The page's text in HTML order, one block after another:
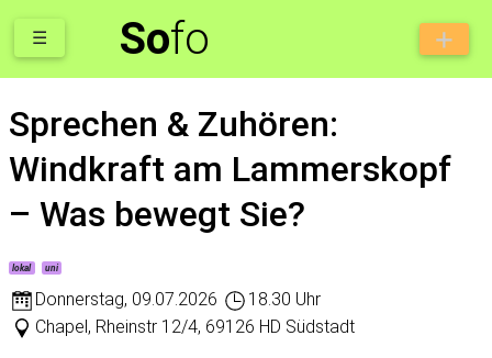
Sofo
☰
Sprechen & Zuhören:
Windkraft am Lammerskopf
– Was bewegt Sie?
lokal uni
Donnerstag, 09.07.2026
18.30 Uhr
Chapel, Rheinstr 12/4, 69126 HD Südstadt